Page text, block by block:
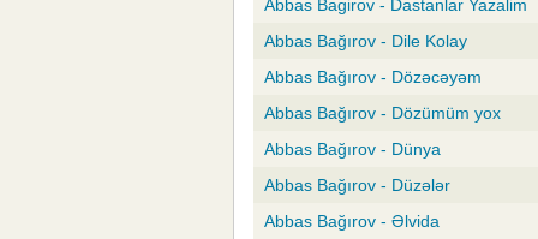
Abbas Bagirov - Dastanlar Yazalim
Abbas Bağırov - Dile Kolay
Abbas Bağırov - Dözəcəyəm
Abbas Bağırov - Dözümüm yox
Abbas Bağırov - Dünya
Abbas Bağırov - Düzələr
Abbas Bağırov - Əlvida